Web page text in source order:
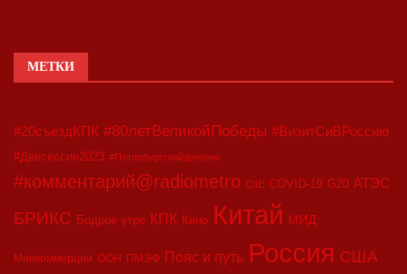
МЕТКИ
#20съездКПК #80летВеликойПобеды #ВизитСиВРоссию
#Двесессии2023 #Петербургскийдневник
#комментарий@radiometro CIIE COVID-19 G20 АТЭС
БРИКС Бодрое утро КПК Кино Китай МИД
Минкоммерции ООН ПМЭФ Пояс и путь Россия США